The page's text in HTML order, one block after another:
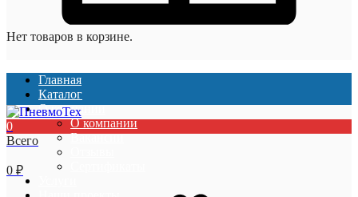
Нет товаров в корзине.
Главная
Каталог
О компании
О компании
Вакансии
0
Всего
0 ₽